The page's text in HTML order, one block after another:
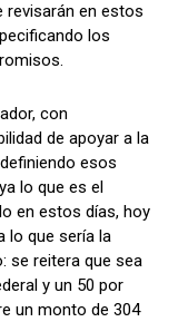
revisarán en estos
los
con
de apoyar a la
esos
lo que es el
en estos días, hoy
lo que sería la
se reitera que sea
y un 50 por
un monto de 304